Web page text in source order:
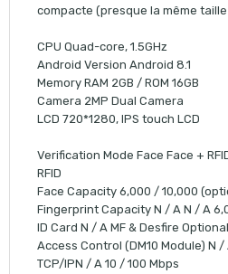
compacte (presque la même taille
CPU Quad-core, 1.5GHz
Android Version Android 8.1
Memory RAM 2GB / ROM 16GB
Camera 2MP Dual Camera
LCD 720*1280, IPS touch LCD
Verification Mode Face Face +
RFID
Face Capacity 6,000 / 10,000
Fingerprint Capacity N / A N / A
ID Card N / A MF & Desfire Optional
Access Control (DM10 Module) N /
TCP/IPN / A 10 / 100 Mbps